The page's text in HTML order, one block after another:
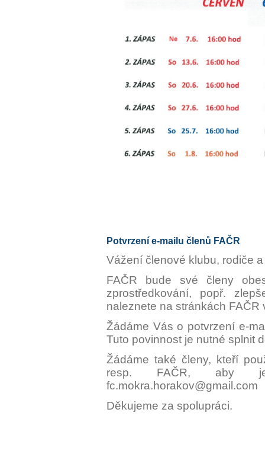
Potvrzení e-mailu členů FAČR
Vážení členové klubu, rodiče
FAČR bude své členy
zprostředkování, popř.
naleznete na stránkách
Žádáme Vás o potvrzení e-
Tuto povinnost je nutné splnit
Žádáme také členy, kteří
resp. FAČR, aby
fc.mokra.horakov@gmail.com
Děkujeme za spolupráci.